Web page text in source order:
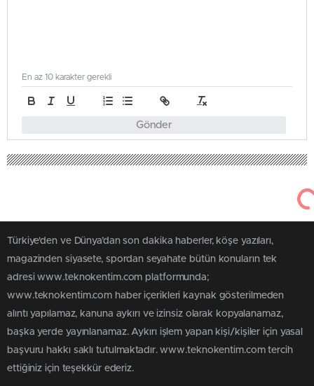
Gönder
En az 10 karakter gerekli
Türkiye'den ve Dünya’dan son dakika haberler, köşe yazıları,
magazinden siyasete, spordan seyahate bütün konuların tek
adresi www.teknokentim.com platformunda;
www.teknokentim.com haber içerikleri kaynak gösterilmeden
alıntı yapılamaz, kanuna aykırı ve izinsiz olarak kopyalanamaz,
başka yerde yayınlanamaz. Aykırı işlem yapan kişi/kişiler için yasal
başvuru hakkı saklı tutulmaktadır. www.teknokentim.com tercih
ettiğiniz için teşekkür ederiz.